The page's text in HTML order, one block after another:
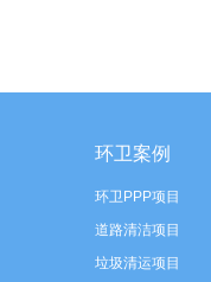
环卫案例
环卫PPP项目
道路清洁项目
垃圾清运项目